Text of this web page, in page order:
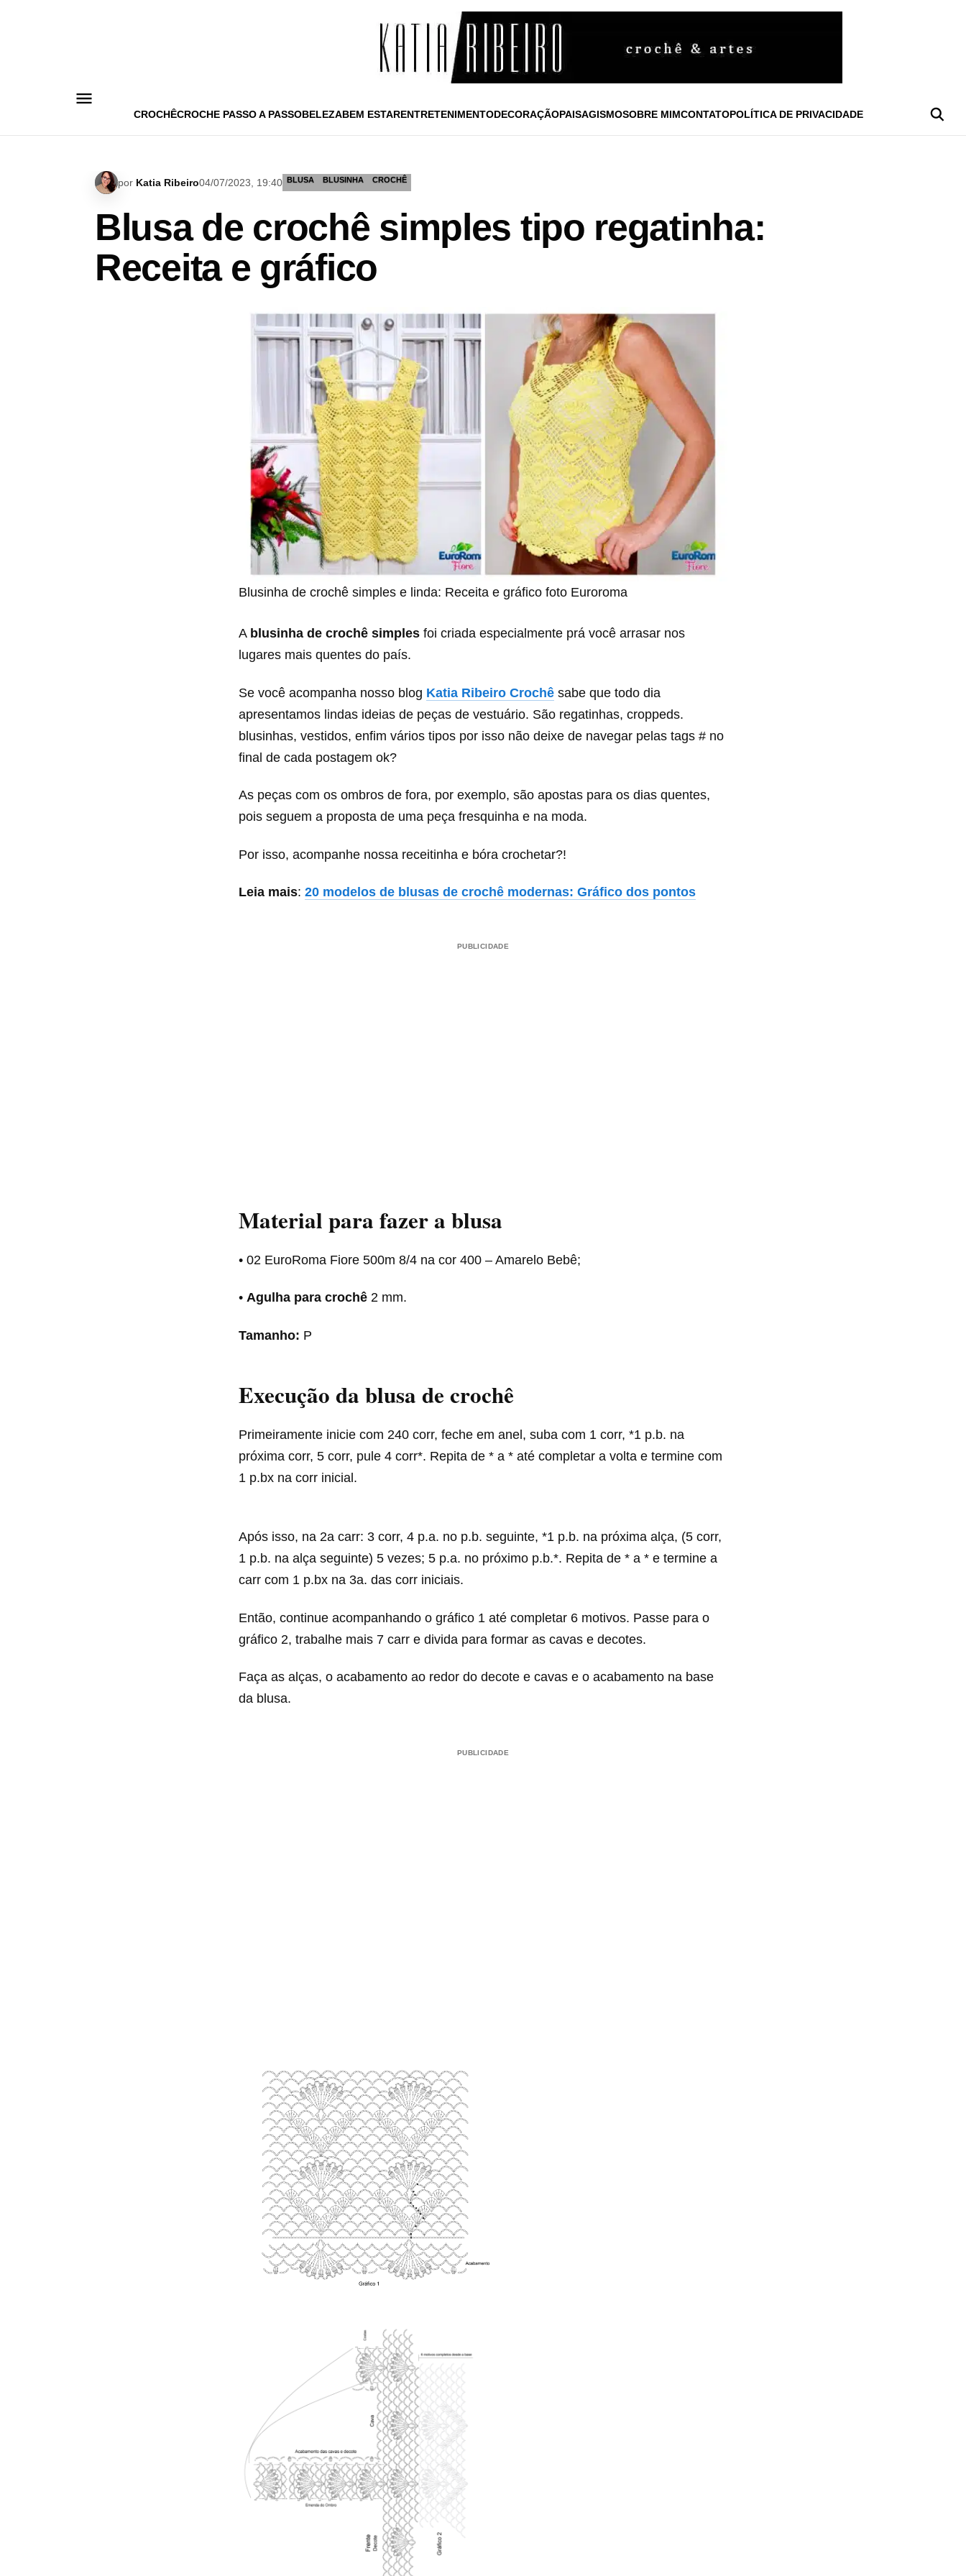
CROCHÊCROCHE PASSO A PASSOBELEZABEM ESTARENTRETENIMENTODECORAÇÃOPAISAGISMOSOBRE MIMCONTATOPOLÍTICA DE PRIVACIDADE
por Katia Ribeiro04/07/2023, 19:40 BLUSA BLUSINHA CROCHÊ
Blusa de crochê simples tipo regatinha:
Receita e gráfico
Blusinha de crochê simples e linda: Receita e gráfico foto Euroroma
A blusinha de crochê simples foi criada especialmente prá você arrasar nos
lugares mais quentes do país.
Se você acompanha nosso blog Katia Ribeiro Crochê sabe que todo dia
apresentamos lindas ideias de peças de vestuário. São regatinhas, croppeds.
blusinhas, vestidos, enfim vários tipos por isso não deixe de navegar pelas tags # no
final de cada postagem ok?
As peças com os ombros de fora, por exemplo, são apostas para os dias quentes,
pois seguem a proposta de uma peça fresquinha e na moda.
Por isso, acompanhe nossa receitinha e bóra crochetar?!
Leia mais: 20 modelos de blusas de crochê modernas: Gráfico dos pontos
PUBLICIDADE
Materialpara fazer a blusa
• 02 EuroRoma Fiore 500m 8/4 na cor 400 – Amarelo Bebê;
• Agulha para crochê 2 mm.
Tamanho: P
Execuçãoda blusa de crochê
Primeiramente inicie com 240 corr, feche em anel, suba com 1 corr, *1 p.b. na
próxima corr, 5 corr, pule 4 corr*. Repita de * a * até completar a volta e termine com
1 p.bx na corr inicial.
Após isso, na 2a carr: 3 corr, 4 p.a. no p.b. seguinte, *1 p.b. na próxima alça, (5 corr,
1 p.b. na alça seguinte) 5 vezes; 5 p.a. no próximo p.b.*. Repita de * a * e termine a
carr com 1 p.bx na 3a. das corr iniciais.
Então, continue acompanhando o gráfico 1 até completar 6 motivos. Passe para o
gráfico 2, trabalhe mais 7 carr e divida para formar as cavas e decotes.
Faça as alças, o acabamento ao redor do decote e cavas e o acabamento na base
da blusa.
PUBLICIDADE